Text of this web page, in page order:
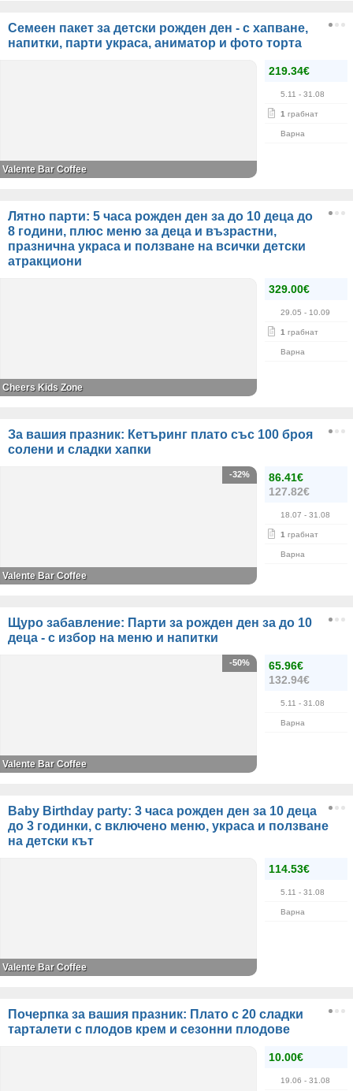
Семеен пакет за детски рожден ден - с хапване,
напитки, парти украса, аниматор и фото торта
219.34€
5.11 - 31.08
1 грабнат
Варна
Valente Bar Coffee
Лятно парти: 5 часа рожден ден за до 10 деца до
8 години, плюс меню за деца и възрастни,
празнична украса и ползване на всички детски
атракциони
329.00€
29.05 - 10.09
1 грабнат
Варна
Cheers Kids Zone
За вашия празник: Кетъринг плато със 100 броя
солени и сладки хапки
86.41€
127.82€
18.07 - 31.08
1 грабнат
Варна
-32%
Valente Bar Coffee
Щуро забавление: Парти за рожден ден за до 10
деца - с избор на меню и напитки
65.96€
132.94€
5.11 - 31.08
Варна
-50%
Valente Bar Coffee
Baby Birthday party: 3 часа рожден ден за 10 деца
до 3 годинки, с включено меню, украса и ползване
на детски кът
114.53€
5.11 - 31.08
Варна
Valente Bar Coffee
Почерпка за вашия празник: Плато с 20 сладки
тарталети с плодов крем и сезонни плодове
10.00€
19.06 - 31.08